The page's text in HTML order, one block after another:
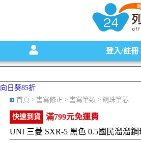
碳粉匣，墨水匣,原廠碳粉匣，副廠碳粉
登入/註冊
向日葵85折
首頁 > 書寫修正 > 書寫筆類 > 鋼珠筆芯
快速到貨
滿799元免運費
UNI 三菱 SXR-5 黑色 0.5國民溜溜鋼